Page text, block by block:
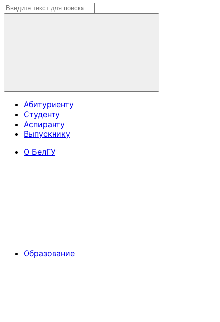
Абитуриенту
Студенту
Аспиранту
Выпускнику
О БелГУ
Образование